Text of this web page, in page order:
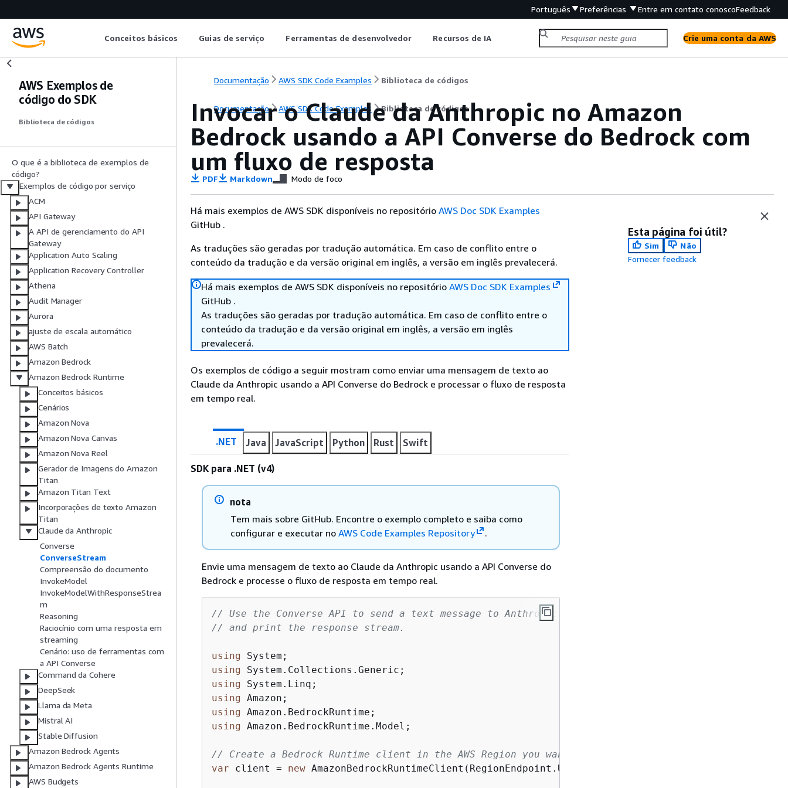
Português Preferências Entre em contato conoscoFeedback
Conceitos básicos Guias de serviço Ferramentas de desenvolvedor Recursos de IA Crie uma conta da AWS
AWS Exemplos de
código do SDK
Biblioteca de códigos
O que é a biblioteca de exemplos de
código?
Exemplos de código por serviço
ACM
API Gateway
A API de gerenciamento do API
Gateway
Application Auto Scaling
Application Recovery Controller
Athena
Audit Manager
Aurora
ajuste de escala automático
AWS Batch
Amazon Bedrock
Amazon Bedrock Runtime
Conceitos básicos
Cenários
Amazon Nova
Amazon Nova Canvas
Amazon Nova Reel
Gerador de Imagens do Amazon
Titan
Amazon Titan Text
Incorporações de texto Amazon
Titan
Claude da Anthropic
Converse
ConverseStream
Compreensão do documento
InvokeModel
InvokeModelWithResponseStrea
m
Reasoning
Raciocínio com uma resposta em
streaming
Cenário: uso de ferramentas com
a API Converse
Command da Cohere
DeepSeek
Llama da Meta
Mistral AI
Stable Diffusion
Amazon Bedrock Agents
Amazon Bedrock Agents Runtime
AWS Budgets
Documentação AWS SDK Code Examples Biblioteca de códigos
Documentação AWS SDK Code Examples Biblioteca de códigos
Invocar o Claude da Anthropic no Amazon
Bedrock usando a API Converse do Bedrock com
um fluxo de resposta
PDF Markdown Modo de foco
Há mais exemplos de AWS SDK disponíveis no repositório AWS Doc SDK Examples
GitHub .
As traduções são geradas por tradução automática. Em caso de conflito entre o
conteúdo da tradução e da versão original em inglês, a versão em inglês prevalecerá.
Há mais exemplos de AWS SDK disponíveis no repositório AWS Doc SDK Examples
GitHub .
As traduções são geradas por tradução automática. Em caso de conflito entre o
conteúdo da tradução e da versão original em inglês, a versão em inglês
prevalecerá.
Os exemplos de código a seguir mostram como enviar uma mensagem de texto ao
Claude da Anthropic usando a API Converse do Bedrock e processar o fluxo de resposta
em tempo real.
.NET Java JavaScript Python Rust Swift
SDK para .NET (v4)
nota
Tem mais sobre GitHub. Encontre o exemplo completo e saiba como
configurar e executar no AWS Code Examples Repository .
Envie uma mensagem de texto ao Claude da Anthropic usando a API Converse do
Bedrock e processe o fluxo de resposta em tempo real.
// Use the Converse API to send a text message to Anthropic Claude
// and print the response stream.
using
using
using
using
using
using Amazon.BedrockRuntime.Model;
// Create a Bedrock Runtime client in the AWS Region you want to use.
var client = new AmazonBedrockRuntimeClient(RegionEndpoint.USEast1);
Esta página foi útil?
Sim
Não
Fornecer feedback